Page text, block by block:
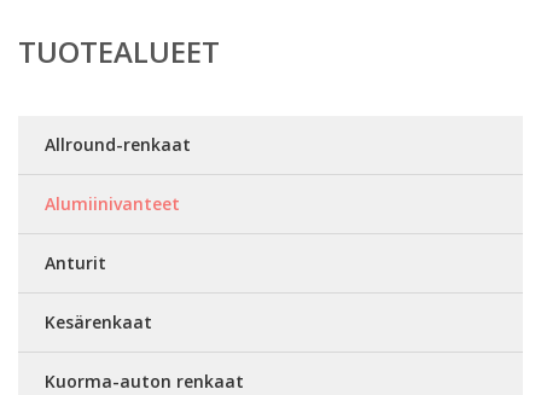
TUOTEALUEET
Allround-renkaat
Alumiinivanteet
Anturit
Kesärenkaat
Kuorma-auton renkaat